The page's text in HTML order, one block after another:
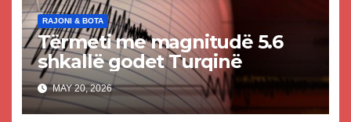
RAJONI & BOTA
Tërmeti me magnitudë 5.6
shkallë godet Turqinë
MAY 20, 2026